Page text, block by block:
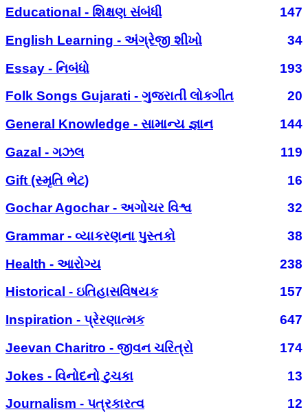
Educational - શિક્ષણ સંબંધી
147
English Learning - અંગ્રેજી શીખો
34
Essay - નિબંધો
193
Folk Songs Gujarati - ગુજરાતી લોકગીત
20
General Knowledge - સામાન્ય જ્ઞાન
144
Gazal - ગઝલ
119
Gift (સ્મૃતિ ભેટ)
16
Gochar Agochar - અગોચર વિશ્વ
32
Grammar - વ્યાકરણના પુસ્તકો
38
Health - આરોગ્ય
238
Historical - ઇતિહાસવિષયક
157
Inspiration - પ્રેરણાત્મક
647
Jeevan Charitro - જીવન ચરિત્રો
174
Jokes - વિનોદનો ટુચકા
13
Journalism - પત્રકારત્વ
12